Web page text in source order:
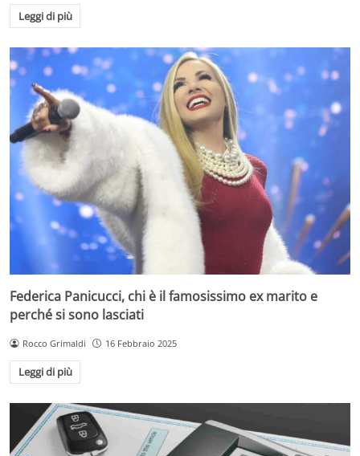
Leggi di più
Federica Panicucci, chi è il famosissimo ex marito e
perché si sono lasciati
Rocco Grimaldi 16 Febbraio 2025
Leggi di più